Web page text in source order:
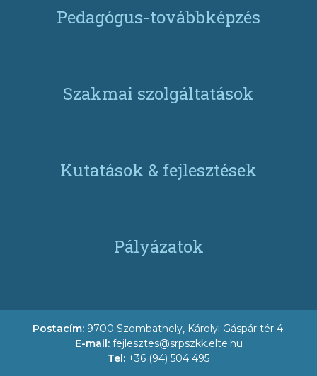
Pedagógus-továbbképzés
Szakmai szolgáltatások
Kutatások & fejlesztések
Pályázatok
Postacím: 9700 Szombathely, Károlyi Gáspár tér 4.
E-mail: fejlesztes@srpszkk.elte.hu
Tel: +36 (94) 504 495